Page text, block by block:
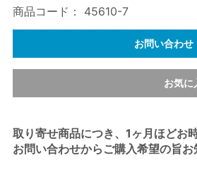
商品コード： 45610-7
お問い合わせ
お気に
取り寄せ商品につき、1ヶ月ほどお
お問い合わせからご購入希望の旨